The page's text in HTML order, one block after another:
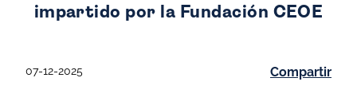
impartido por la Fundación CEOE
07-12-2025 Compartir